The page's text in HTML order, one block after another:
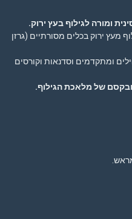
ומורה לגילוף בעץ ירוק.
ירוק בכלים מסורתיים (גרזן
ומתקדמים וסדנאות וקורסים
של מלאכת הגילוף.